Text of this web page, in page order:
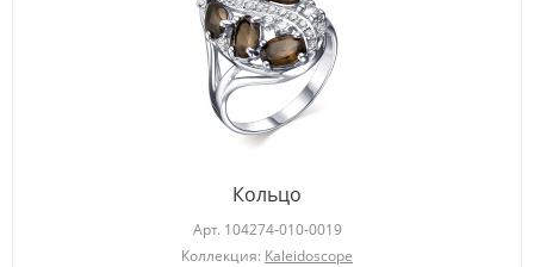
Кольцо
Арт. 104274-010-0019
Коллекция: Kaleidoscope